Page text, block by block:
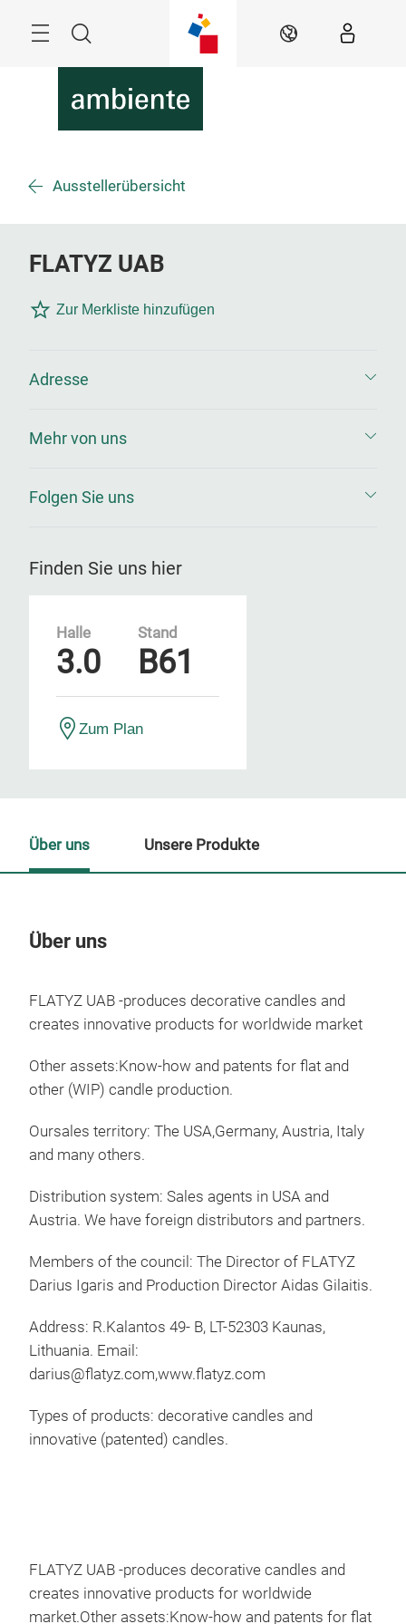
Suche DE
Ausstellerübersicht
FLATYZ UAB
Zur Merkliste hinzufügen
Adresse
Mehr von uns
Folgen Sie uns
Finden Sie uns hier
Halle
3.0
Stand
B61
Zum Plan
Über uns
FLATYZ UAB -produces decorative candles and
creates innovative products for worldwide market
Other assets:Know-how and patents for flat and
other (WIP) candle production.
Oursales territory: The USA,Germany, Austria, Italy
and many others.
Distribution system: Sales agents in USA and
Austria. We have foreign distributors and partners.
Members of the council: The Director of FLATYZ
Darius Igaris and Production Director Aidas Gilaitis.
Address: R.Kalantos 49- B, LT-52303 Kaunas,
Lithuania. Email:
darius@flatyz.com,www.flatyz.com
Types of products: decorative candles and
innovative (patented) candles.
FLATYZ UAB -produces decorative candles and
creates innovative products for worldwide
market.Other assets:Know-how and patents for flat
Über uns Unsere Produkte